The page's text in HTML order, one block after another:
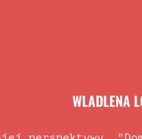
WLADLENA